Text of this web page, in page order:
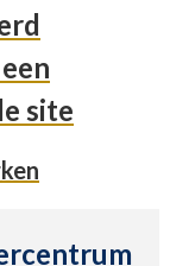
site